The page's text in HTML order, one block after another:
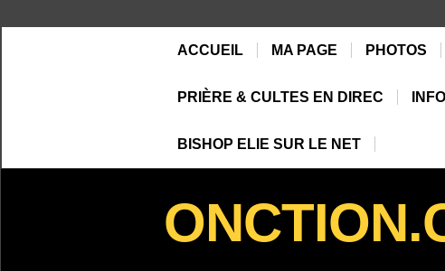
ACCUEIL MA PAGE PHOTOS
PRIÈRE & CULTES EN DIREC
BISHOP ELIE SUR LE NET